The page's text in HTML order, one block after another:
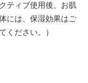
ティブ使用後、お肌
には、保湿効果はご
ください。）